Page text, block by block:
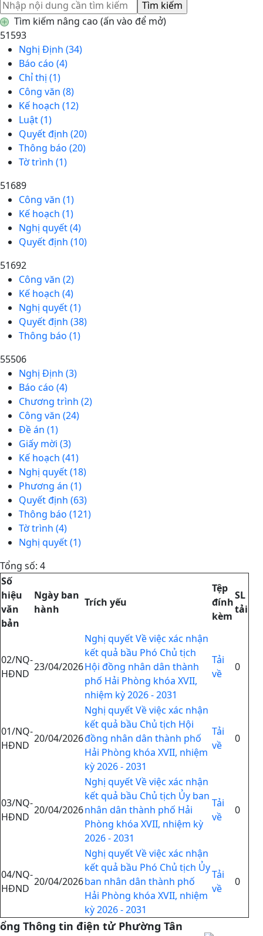
Tìm kiếm nâng cao (ấn vào để mở)
51593
Nghị Định (34)
Báo cáo (4)
Chỉ thị (1)
Công văn (8)
Kế hoạch (12)
Luật (1)
Quyết định (20)
Thông báo (20)
Tờ trình (1)
51689
Công văn (1)
Kế hoạch (1)
Nghị quyết (4)
Quyết định (10)
51692
Công văn (2)
Kế hoạch (4)
Nghị quyết (1)
Quyết định (38)
Thông báo (1)
55506
Nghị Định (3)
Báo cáo (4)
Chương trình (2)
Công văn (24)
Đề án (1)
Giấy mời (3)
Kế hoạch (41)
Nghị quyết (18)
Phương án (1)
Quyết định (63)
Thông báo (121)
Tờ trình (4)
Nghị quyết (1)
Tổng số: 4
Số
hiệu
văn
bản
Ngày ban
hành
Trích yếu
Tệp
đính
kèm
SL
tải
02/NQ-
HĐND
23/04/2026
Nghị quyết Về việc xác nhận
kết quả bầu Phó Chủ tịch
Hội đồng nhân dân thành
phố Hải Phòng khóa XVII,
nhiệm kỳ 2026 - 2031
Tải
về
0
01/NQ-
HĐND
20/04/2026
Nghị quyết Về việc xác nhận
kết quả bầu Chủ tịch Hội
đồng nhân dân thành phố
Hải Phòng khóa XVII, nhiệm
kỳ 2026 - 2031
Tải
về
0
03/NQ-
HĐND
20/04/2026
Nghị quyết Về việc xác nhận
kết quả bầu Chủ tịch Ủy ban
nhân dân thành phố Hải
Phòng khóa XVII, nhiệm kỳ
2026 - 2031
Tải
về
0
04/NQ-
HĐND
20/04/2026
Nghị quyết Về việc xác nhận
kết quả bầu Phó Chủ tịch Ủy
ban nhân dân thành phố
Hải Phòng khóa XVII, nhiệm
kỳ 2026 - 2031
Tải
về
0
Thông tin điện tử Phường Tân